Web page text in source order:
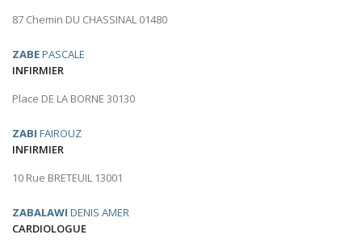
87 Chemin DU CHASSINAL 01480
ZABEPASCALE
INFIRMIER
Place DE LA BORNE 30130
ZABI FAIROUZ
INFIRMIER
10 Rue BRETEUIL 13001
ZABALAWI DENIS AMER
CARDIOLOGUE